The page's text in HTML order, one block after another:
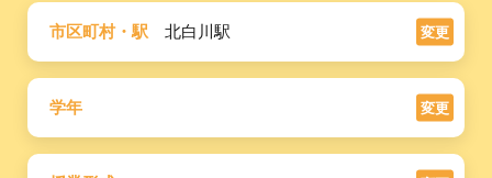
市区町村・駅 北白川駅 変更
学年 変更